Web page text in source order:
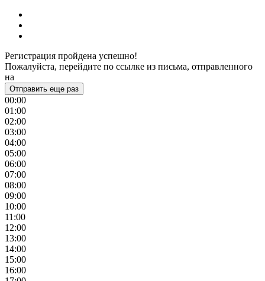
Регистрация пройдена успешно!
Пожалуйста, перейдите по ссылке из письма, отправленного
на
Отправить еще раз
00:00
01:00
02:00
03:00
04:00
05:00
06:00
07:00
08:00
09:00
10:00
11:00
12:00
13:00
14:00
15:00
16:00